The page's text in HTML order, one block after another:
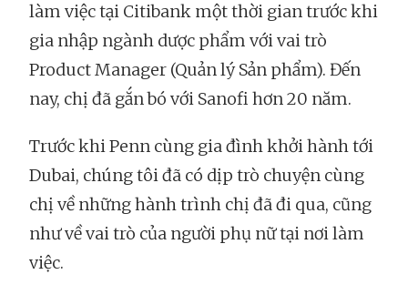
làm việc tại Citibank một thời gian trước khi
gia nhập ngành dược phẩm với vai trò
Product Manager (Quản lý Sản phẩm). Đến
nay, chị đã gắn bó với Sanofi hơn 20 năm.
Trước khi Penn cùng gia đình khởi hành tới
Dubai, chúng tôi đã có dịp trò chuyện cùng
chị về những hành trình chị đã đi qua, cũng
như về vai trò của người phụ nữ tại nơi làm
việc.